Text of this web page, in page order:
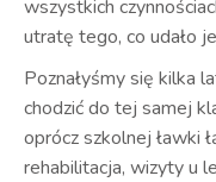
wszystkich
utratę tego, co udało
Poznałyśmy się kilka
chodzić do tej samej
oprócz szkolnej ławki
rehabilitacja, wizyty u